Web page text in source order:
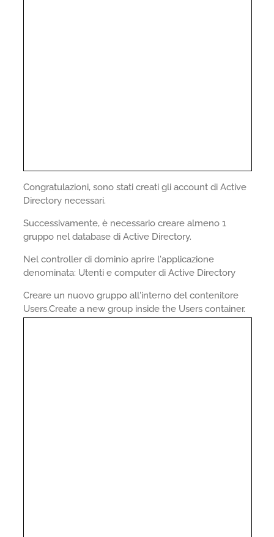
Congratulazioni, sono stati creati gli account di Active
Directory necessari.
Successivamente, è necessario creare almeno 1
gruppo nel database di Active Directory.
Nel controller di dominio aprire l'applicazione
denominata: Utenti e computer di Active Directory
Creare un nuovo gruppo all'interno del contenitore
Users.Create a new group inside the Users container.